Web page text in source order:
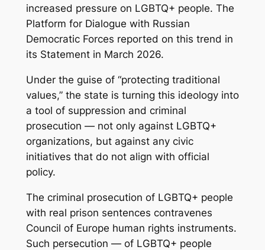
increased pressure on LGBTQ+ people. The
Platform for Dialogue with Russian
Democratic Forces reported on this trend in
its Statement in March 2026.
Under the guise of “protecting traditional
values,” the state is turning this ideology into
a tool of suppression and criminal
prosecution — not only against LGBTQ+
organizations, but against any civic
initiatives that do not align with official
policy.
The criminal prosecution of LGBTQ+ people
with real prison sentences contravenes
Council of Europe human rights instruments.
Such persecution — of LGBTQ+ people